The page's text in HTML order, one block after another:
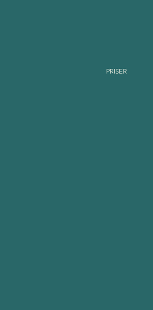
PRISER